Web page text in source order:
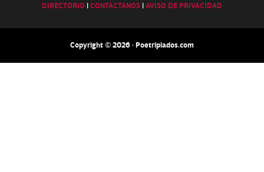
DIRECTORIO |CONTACTANOS |AVISO DE PRIVACIDAD
Copyright © 2026 · Poetripiados.com